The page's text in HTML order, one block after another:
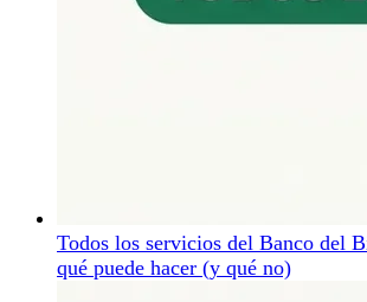
Todos los servicios del Banco del
qué puede hacer (y qué no)